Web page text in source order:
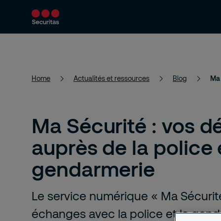
Services Solutions Actualités et
Home Actualités et ressources Blog
Ma Sécurité : vos
auprès de la police
gendarmerie
Le service numérique « Ma
échanges avec la police et la